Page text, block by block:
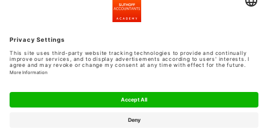
Privacyinstellingen
Algemene voorwaarden
Privacy Statement